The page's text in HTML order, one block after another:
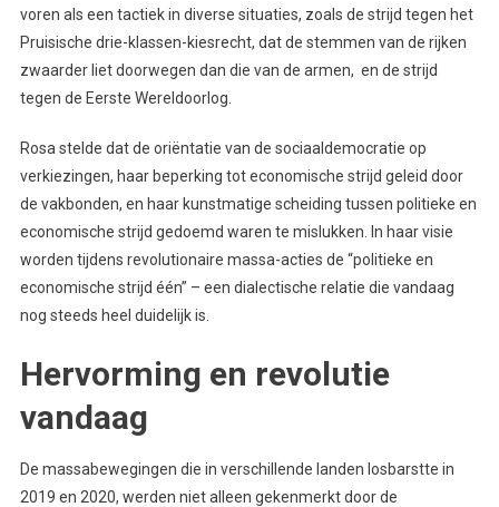
voren als een tactiek in diverse situaties, zoals de strijd tegen het
Pruisische drie-klassen-kiesrecht, dat de stemmen van de rijken
zwaarder liet doorwegen dan die van de armen, en de strijd
tegen de Eerste Wereldoorlog.
Rosa stelde dat de oriëntatie van de sociaaldemocratie op
verkiezingen, haar beperking tot economische strijd geleid door
de vakbonden, en haar kunstmatige scheiding tussen politieke en
economische strijd gedoemd waren te mislukken. In haar visie
worden tijdens revolutionaire massa-acties de “politieke en
economische strijd één” – een dialectische relatie die vandaag
nog steeds heel duidelijk is.
Hervorming en revolutie
vandaag
De massabewegingen die in verschillende landen losbarstte in
2019 en 2020, werden niet alleen gekenmerkt door de